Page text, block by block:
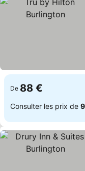
De 88 €
Consulter les prix de